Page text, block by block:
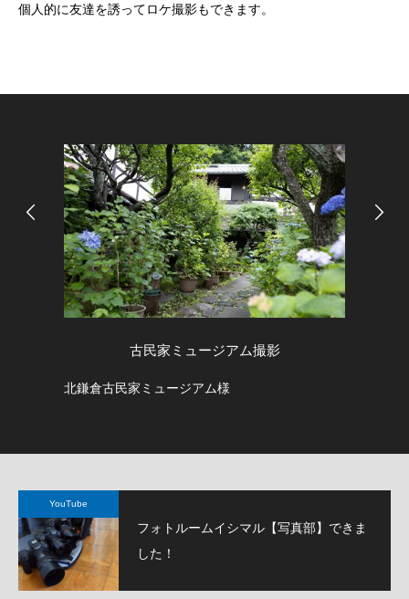
個人的に友達を誘ってロケ撮影もできます。
スクールフォト 日光の
学校の移動教室で日光に行きました
YouTube
フォトルームイシマル【写真部】できま
した！